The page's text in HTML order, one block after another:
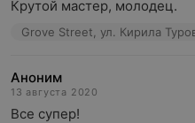
Крутой мастер, молодец.
Grove Street, ул. Кирила
Аноним
13 августа 2020
Все супер!